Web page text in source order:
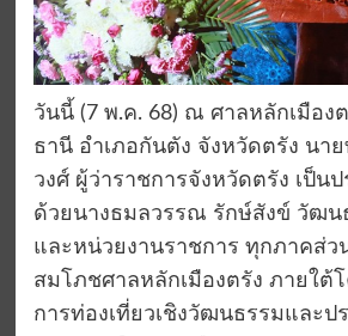
วันนี้ (7 พ.ค. 68) ณ ศาลหลักเมือง
ธานี อำเภอกันตัง จังหวัดตรัง นา
วงศ์ ผู้ว่าราชการจังหวัดตรัง เป็น
ด้วยนางธมลวรรณ รักษ์สังข์ วัฒน
และหน่วยงานราชการ ทุกภาคส่ว
สมโภชศาลหลักเมืองตรัง ภายใต้โ
การท่องเที่ยวเชิงวัฒนธรรมและป